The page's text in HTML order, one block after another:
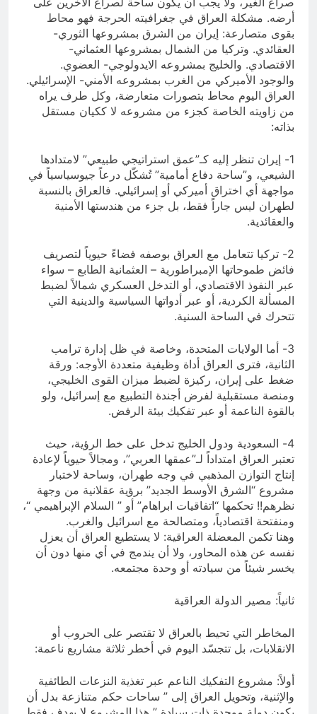
أرضه. مشكلة العراق في جغرافيته الحرجة فهو محاط
بقوى متصارعة: إيران من الشرق بمشروعها الثوري-
العقائدي. وتركيا من الشمال بمشروعها العثماني-
الاقتصادي. والخليج بمشروعه الايدولوجي- العضوي.
والوجود الأميركي من الغرب بمشروعه الأمني- الإسرائيلي.
العراق اليوم محاط بتصورات متعارضة، وكل طرف يراه
من زاويته الخاصة كجزء من مشروعه لا ككيان مستقل
بذاته:
1- إيران تنظر إليه كـ”عمق استراتيجي طبيعي” لامتدادها
الشيعي، و”ساحة دفاع أمامية” تُشكّل درعاً جيوسياسياً في
مواجهة أي اختراق أميركي أو إسرائيلي. فالعراق بالنسبة
لطهران ليس جاراً فقط، بل جزء من هندستها الأمنية
والعقائدية.
2- تركيا تتعامل مع العراق بوصفه فضاءً حيوياً لتصريف
فائض طموحاتها الإمبراطورية – العثمانية الطابع – سواء
عبر النفوذ الاقتصادي، أو التدخل العسكري شمالاً لضبط
المسألة الكردية، أو عبر أدواتها السياسية والدينية التي
تتحرك في الساحة السنية.
3- أما الولايات المتحدة، وخاصة في ظل إدارة ترامب
الثانية، فترى العراق أداة وظيفية متعددة الأوجه: ورقة
ضغط على إيران، ركيزة لضبط ميزان القوى الخليجي،
ومنصة مستقبلية لفرض أجندة التطبيع مع إسرائيل، ولو
بالقوة الناعمة أو عبر تفكيك بيئة الرفض.
4- السعودية ودول الخليج تدخل على خط الرؤية، حيث
تعتبر العراق امتداداً لـ”عمقها العربي”، ومجالاً حيوياً لإعادة
إنتاج التوازن المذهبي في وجه طهران، وساحة لاختبار
مشروع “الشرق الأوسط الجديد” برؤية عقلانية من وجهة
نظرهم!! تحكمها “اتفاقيات ابراهام” أو ” السلام الإبراهيمي “،
ومنفتحة اقتصادياً، ومتصالحة مع اسرائيل والغرب.
وهنا تكمن المعضلة العراقية: لا يستطيع العراق أن يعزل
نفسه عن هذه المحاور، ولا أن يندمج في أي منها دون أن
يخسر شيئاً من سيادته أو وحدة مجتمعه.
ثانياً: مصير الدولة العراقية
المخاطر التي تحيط بالعراق لا تقتصر على الحروب أو
الانقلابات، بل تتجسّد اليوم في أخطر ثلاثة مشاريع ناعمة:
أولاً: مشروع التفكيك الناعم عبر تغذية النزعات الطائفية
والإثنية، وتحويل العراق إلى ” ساحات حكم متنازعة بدل أن